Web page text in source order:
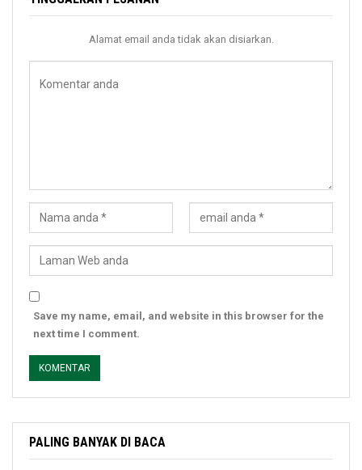
Alamat email anda tidak akan disiarkan.
Save my name, email, and website in this browser for the
next time I comment.
PALING BANYAK DI BACA